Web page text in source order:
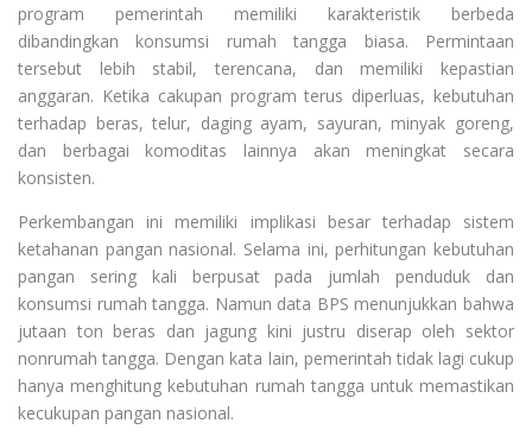
program pemerintah memiliki karakteristik berbeda
dibandingkan konsumsi rumah tangga biasa. Permintaan
tersebut lebih stabil, terencana, dan memiliki kepastian
anggaran. Ketika cakupan program terus diperluas, kebutuhan
terhadap beras, telur, daging ayam, sayuran, minyak goreng,
dan berbagai komoditas lainnya akan meningkat secara
konsisten.
Perkembangan ini memiliki implikasi besar terhadap sistem
ketahanan pangan nasional. Selama ini, perhitungan kebutuhan
pangan sering kali berpusat pada jumlah penduduk dan
konsumsi rumah tangga. Namun data BPS menunjukkan bahwa
jutaan ton beras dan jagung kini justru diserap oleh sektor
nonrumah tangga. Dengan kata lain, pemerintah tidak lagi cukup
hanya menghitung kebutuhan rumah tangga untuk memastikan
kecukupan pangan nasional.